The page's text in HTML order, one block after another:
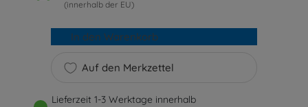
(innerhalb der EU)
Auf den Merkzettel
In den Warenkorb
Lieferzeit 1-3 Werktage innerhalb